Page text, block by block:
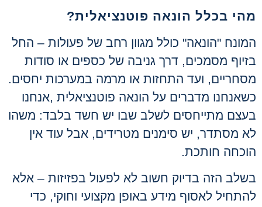
מהי בכלל הונאה פוטנציאלית?
המונח "הונאה" כולל מגוון רחב של פעולות – החל
בזיוף מסמכים, דרך גניבה של כספים או סודות
מסחריים, ועד התחזות או מרמה במערכות יחסים.
כשאנחנו מדברים על הונאה פוטנציאלית,אנחנו
בעצם מתייחסים לשלב שבו יש חשד בלבד: משהו
לא מסתדר, יש סימנים מטרידים, אבל עוד אין
הוכחה חותכת.
בשלב הזה בדיוק חשוב לא לפעול בפזיזות – אלא
להתחיל לאסוף מידע באופן מקצועי וחוקי, כדי